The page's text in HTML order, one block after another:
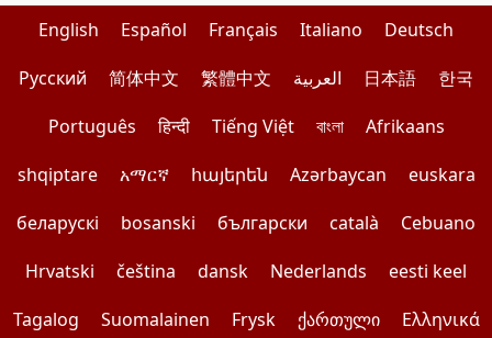
English Español Français Italiano
Deutsch
Pусский
简体中文 繁體中文 العربية 日本語
한국
Português
हिन्दी Tiếng Việt বাংলা
Afrikaans
shqiptare
አማርኛ հայերեն Azərbaycan
euskara
беларускі
bosanski български català
Cebuano
Hrvatski
čeština dansk Nederlands
eesti keel
Tagalog
Suomalainen Frysk ქართული
Ελληνικά